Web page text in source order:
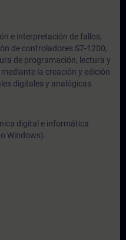
e interpretación de fallos,
de controladores S7-1200,
de programación, lectura y
la creación y edición
digitales y analógicas.
digital e informática
Windows).